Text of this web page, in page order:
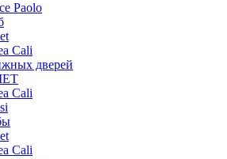
Paolo
Cali
дверей
Cali
Cali